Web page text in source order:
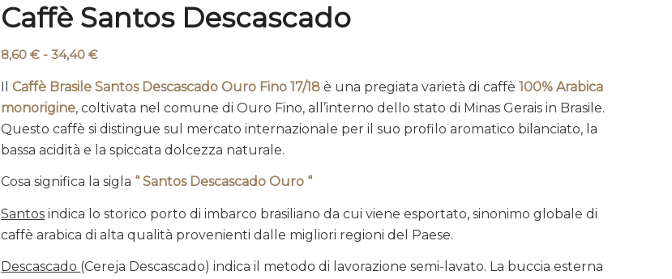
Caffè Santos Descascado
8,60€ - 34,40€Fascia
prezzo:
da
8,60 €
a
IlCaffè Brasile Santos Descascado Ouro Fino 17/18 è una pregiata varietà di caffè100% Arabica
monorigine, coltivata nel comune di Ouro Fino, all’interno dello stato di Minas Gerais in Brasile.
Questo caffè si distingue sul mercato internazionale per il suo profilo aromatico bilanciato, la
bassa acidità e la spiccata dolcezza naturale.
Cosa significa la sigla “ Santos Descascado Ouro “
Santos indica lo storico porto di imbarco brasiliano da cui viene esportato, sinonimo globale di
caffè arabica di alta qualità provenienti dalle migliori regioni del Paese.
Descascado (Cereja Descascado) indica il metodo di lavorazione semi-lavato. La buccia esterna